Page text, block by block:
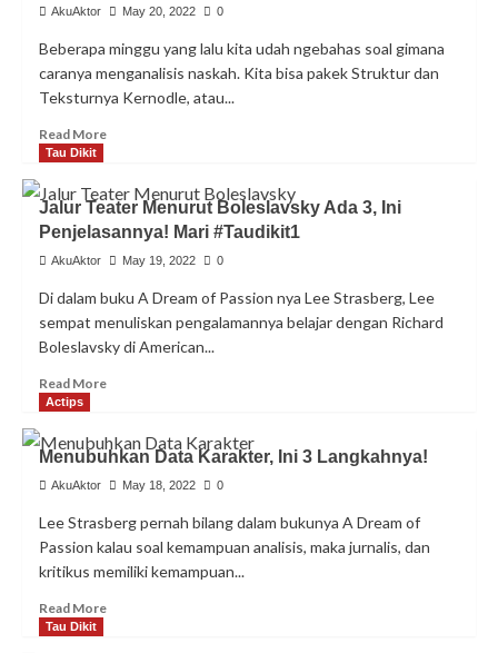
Terpercaya!
Kuncinya
Kata
Shchepkin!
AkuAktor May 20, 2022 0
Beberapa minggu yang lalu kita udah ngebahas soal gimana
caranya menganalisis naskah. Kita bisa pakek Struktur dan
Teksturnya Kernodle, atau...
Read MoreRead
Analisis
yang
Objektif,
Ini
Cara
Utamanya!
Tau Dikit
Jalur Teater Menurut Boleslavsky Ada 3, Ini
Penjelasannya! Mari #Taudikit1
AkuAktor May 19, 2022 0
Di dalam buku A Dream of Passion nya Lee Strasberg, Lee
sempat menuliskan pengalamannya belajar dengan Richard
Boleslavsky di American...
Read MoreRead
Jalur
Teater
Menurut
Ada
3,
Ini
Mari
Actips
Menubuhkan Data Karakter, Ini 3 Langkahnya!
AkuAktor May 18, 2022 0
Lee Strasberg pernah bilang dalam bukunya A Dream of
Passion kalau soal kemampuan analisis, maka jurnalis, dan
kritikus memiliki kemampuan...
Read MoreRead
Tau Dikit